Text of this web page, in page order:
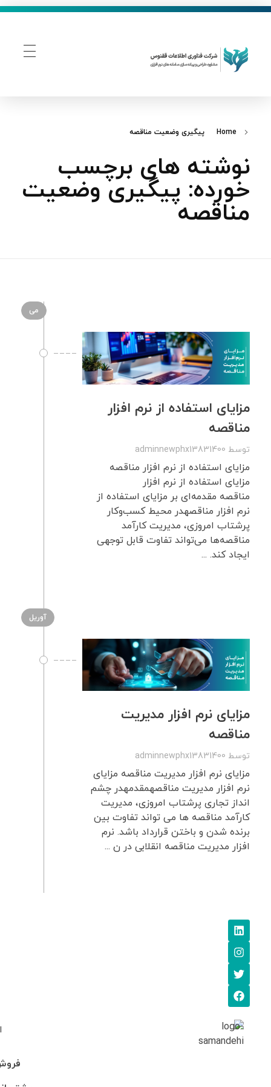
Home پیگیری وضعیت مناقصه
نوشته های برچسب
خورده: پیگیری وضعیت
مناقصه
می
مزایای استفاده از نرم‌ افزار
مناقصه
توسط adminnewphx13831400
مزایای استفاده از نرم‌ افزار مناقصه
مزایای استفاده از نرم‌ افزار
مناقصه مقدمه‌ای بر مزایای استفاده از
نرم‌ افزار مناقصهدر محیط کسب‌وکار
پرشتاب امروزی، مدیریت کارآمد
مناقصه‌ها می‌تواند تفاوت قابل توجهی
ایجاد کند. ...
آوریل
مزایای نرم افزار مدیریت
مناقصه
توسط adminnewphx13831400
مزایای نرم افزار مدیریت مناقصه مزایای
نرم افزار مدیریت مناقصهمقدمهدر چشم
انداز تجاری پرشتاب امروزی، مدیریت
کارآمد مناقصه ها می تواند تفاوت بین
برنده شدن و باختن قرارداد باشد. نرم
افزار مدیریت مناقصه انقلابی در ن ...
فروش: